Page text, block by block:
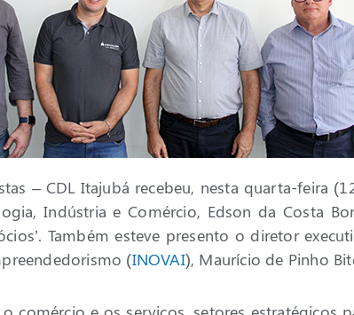
– CDL Itajubá recebeu, nesta quarta-feira
Indústria e Comércio, Edson da Costa
Também esteve presento o diretor
(INOVAI), Maurício de Pinho